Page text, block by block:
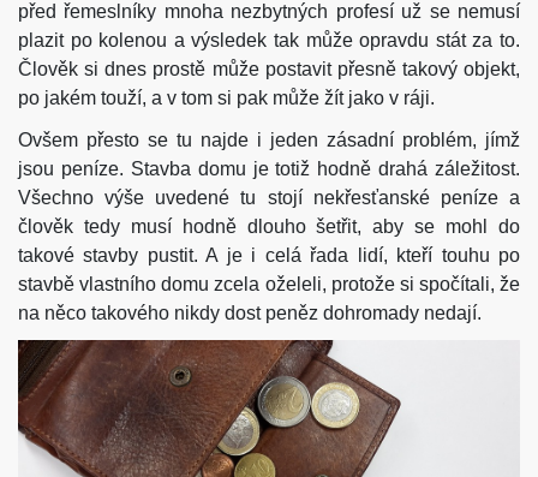
před řemeslníky mnoha nezbytných profesí už se nemusí
plazit po kolenou a výsledek tak může opravdu stát za to.
Člověk si dnes prostě může postavit přesně takový objekt,
po jakém touží, a v tom si pak může žít jako v ráji.
Ovšem přesto se tu najde i jeden zásadní problém, jímž
jsou peníze. Stavba domu je totiž hodně drahá záležitost.
Všechno výše uvedené tu stojí nekřesťanské peníze a
člověk tedy musí hodně dlouho šetřit, aby se mohl do
takové stavby pustit. A je i celá řada lidí, kteří touhu po
stavbě vlastního domu zcela oželeli, protože si spočítali, že
na něco takového nikdy dost peněz dohromady nedají.